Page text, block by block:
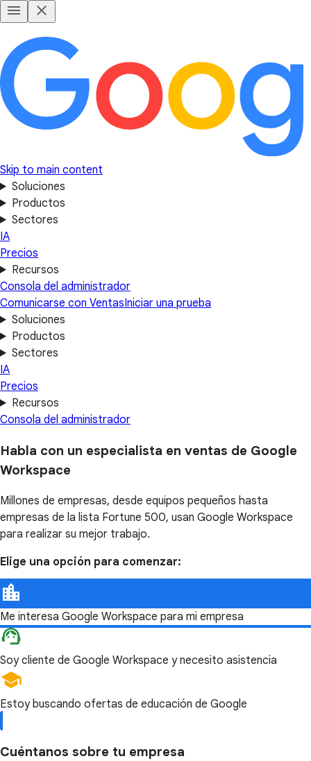
Skip to main content
Soluciones
Productos
Sectores
IA
Precios
Recursos
Consola del administrador
Comunicarse con VentasIniciar una prueba
Soluciones
Productos
Sectores
IA
Precios
Recursos
Consola del administrador
Habla con un especialista en ventas de Google
Workspace
Millones de empresas, desde equipos pequeños hasta
empresas de la lista Fortune 500, usan Google Workspace
para realizar su mejor trabajo.
Elige una opción para comenzar:
Me interesa Google Workspace para mi empresa
Soy cliente de Google Workspace y necesito asistencia
Estoy buscando ofertas de educación de Google
Cuéntanos sobre tu empresa